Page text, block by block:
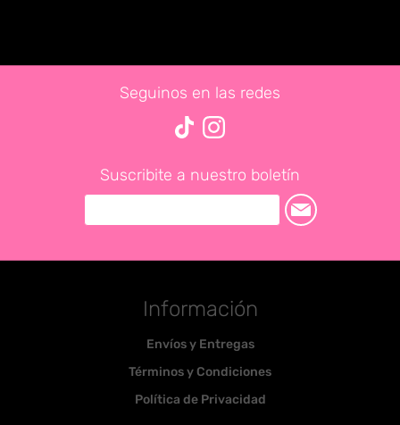
Seguinos en las redes
Suscribite a nuestro boletín
Información
Envíos y Entregas
Términos y Condiciones
Política de Privacidad